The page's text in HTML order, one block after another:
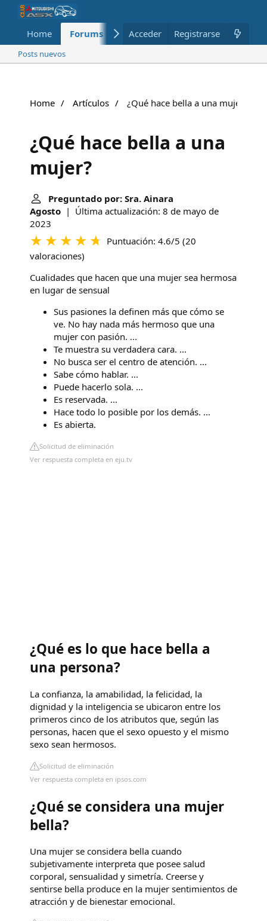
Home Forums Nuevo Miembros
Acceder Registrarse
Posts nuevos
Home Artículos ¿Qué hace bella a una mujer?
¿Qué hace bella a una
mujer?
Preguntado por: Sra. Ainara
Agosto | Última actualización: 8 de mayo de
2023
Puntuación: 4.6/5 (20
valoraciones)
Cualidades que hacen que una mujer sea hermosa
en lugar de sensual
Sus pasiones la definen más que cómo se
ve. No hay nada más hermoso que una
mujer con pasión. ...
Te muestra su verdadera cara. ...
No busca ser el centro de atención. ...
Sabe cómo hablar. ...
Puede hacerlo sola. ...
Es reservada. ...
Hace todo lo posible por los demás. ...
Es abierta.
Solicitud de eliminación
Ver respuesta completa en eju.tv
¿Qué es lo que hace bella a
una persona?
La confianza, la amabilidad, la felicidad, la
dignidad y la inteligencia se ubicaron entre los
primeros cinco de los atributos que, según las
personas, hacen que el sexo opuesto y el mismo
sexo sean hermosos.
Solicitud de eliminación
Ver respuesta completa en ipsos.com
¿Qué se considera una mujer
bella?
Una mujer se considera bella cuando
subjetivamente interpreta que posee salud
corporal, sensualidad y simetría. Creerse y
sentirse bella produce en la mujer sentimientos de
atracción y de bienestar emocional.